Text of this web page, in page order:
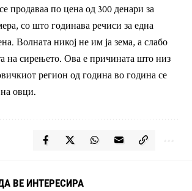
продаваа по цена од 300 денари за
со што годинава речиси за една
Волната никој не им ја зема, а слабо
на сирењето. Ова е причината што низ
регион од година во година се
овци.
ВЕ ИНТЕРЕСИРА